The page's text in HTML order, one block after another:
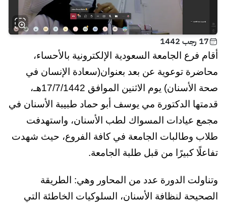
17 رجب 1442
أقام فرع الجامعة السعودية الإلكترونية بالأحساء،
محاضرة توعوية عن بعد بعنوان(سعادة الإنسان في
صحة الأسنان) يوم الاثنين الموافق 17/7/1442هـ،
قدمتها الدكتورة مي يوسف أبو حماد طبيبة الأسنان في
مجمع عيادات المسواك لطب الأسنان، واستهدفت
طلاب وطالبات الجامعة في كافة الفروع، حيث شهدت
تفاعلًا كبيرًا من قبل طلبة الجامعة.
وتناولت الدورة عدد من المحاور وهي: الطريقة
الصحيحة لنظافة الأسنان، السلوكيات الخاطئة التي